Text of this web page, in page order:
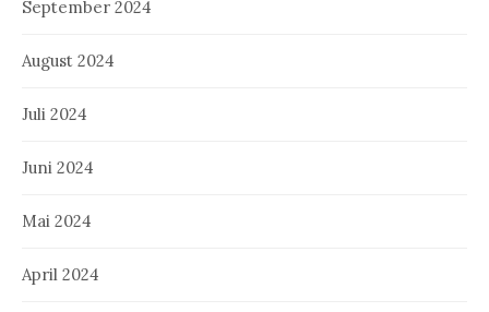
September 2024
August 2024
Juli 2024
Juni 2024
Mai 2024
April 2024